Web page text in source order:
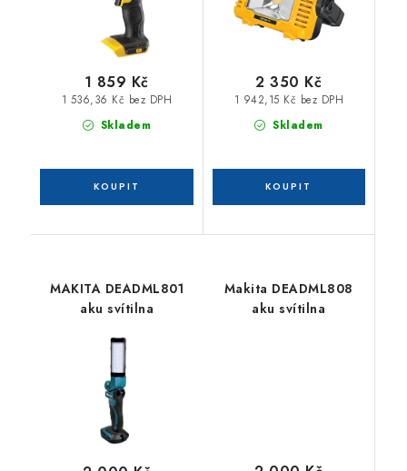
Skladem
1 536,36 Kč bez DPH
1 859 Kč
Skladem
1 942,15 Kč bez DPH
2 350 Kč
MAKITA DEADML801
aku svítilna
Makita DEADML808
aku svítilna